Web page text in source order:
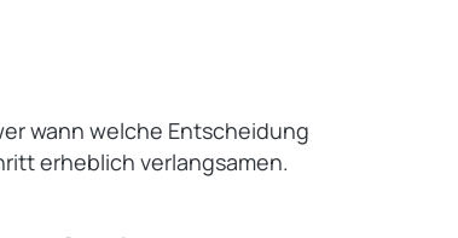
wann welche Entscheidung
erheblich verlangsamen.